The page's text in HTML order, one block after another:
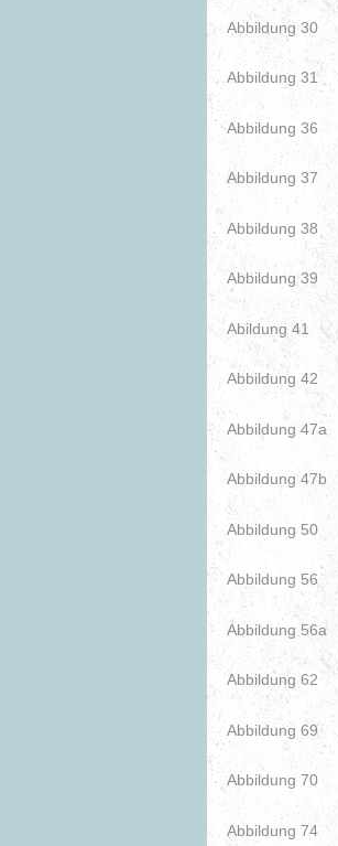
Abbildung 30
Abbildung 31
Abbildung 36
Abbildung 37
Abbildung 38
Abbildung 39
Abildung 41
Abbildung 42
Abbildung 47a
Abbildung 47b
Abbildung 50
Abbildung 56
Abbildung 56a
Abbildung 62
Abbildung 69
Abbildung 70
Abbildung 74